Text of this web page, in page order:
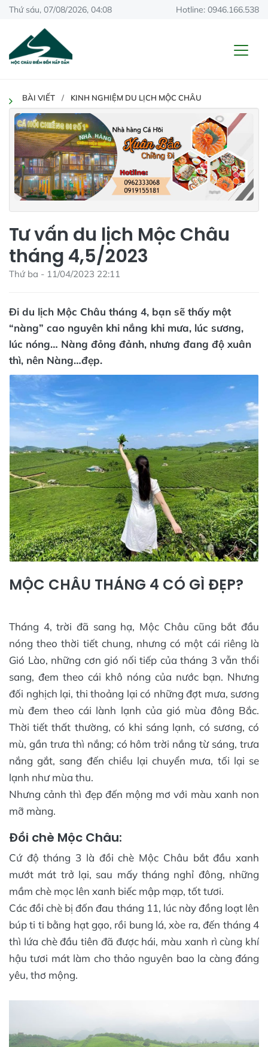
Thứ sáu, 07/08/2026, 04:08 Hotline: 0946.166.538
BÀI VIẾT KINH NGHIỆM DU LỊCH MỘC CHÂU
Tư vấn du lịch Mộc Châu
tháng 4,5/2023
Thứ ba - 11/04/2023 22:11
Đi du lịch Mộc Châu tháng 4, bạn sẽ thấy một
“nàng” cao nguyên khi nắng khi mưa, lúc sương,
lúc nóng… Nàng đỏng đảnh, nhưng đang độ xuân
thì, nên Nàng…đẹp.
MỘC CHÂU THÁNG 4 CÓ GÌ ĐẸP?
Tháng 4, trời đã sang hạ, Mộc Châu cũng bắt đầu
nóng theo thời tiết chung, nhưng có một cái riêng là
Gió Lào, những cơn gió nối tiếp của tháng 3 vẫn thổi
sang, đem theo cái khô nóng của nước bạn. Nhưng
đối nghịch lại, thi thoảng lại có những đợt mưa, sương
mù đem theo cái lành lạnh của gió mùa đông Bắc.
Thời tiết thất thường, có khi sáng lạnh, có sương, có
mù, gần trưa thì nắng; có hôm trời nắng từ sáng, trưa
nắng gắt, sang đến chiều lại chuyển mưa, tối lại se
lạnh như mùa thu.
Nhưng cảnh thì đẹp đến mộng mơ với màu xanh non
mỡ màng.
Đồi chè Mộc Châu:
Cứ độ tháng 3 là đồi chè Mộc Châu bắt đầu xanh
mướt mát trở lại, sau mấy tháng nghỉ đông, những
mầm chè mọc lên xanh biếc mập mạp, tốt tươi.
Các đồi chè bị đốn đau tháng 11, lúc này đồng loạt lên
búp ti ti bằng hạt gạo, rồi bung lá, xòe ra, đến tháng 4
thì lứa chè đầu tiên đã được hái, màu xanh rì cùng khí
hậu tươi mát làm cho thảo nguyên bao la càng đáng
yêu, thơ mộng.